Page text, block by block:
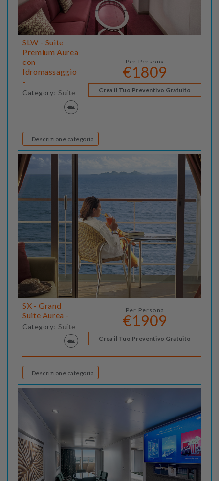
SLW - Suite
Premium Aurea
con
Idromassaggio
-
Category: Suite
Per Persona
€1809
Crea il Tuo Preventivo Gratuito
Descrizione categoria
SX - Grand
Suite Aurea -
Category: Suite
Per Persona
€1909
Crea il Tuo Preventivo Gratuito
Descrizione categoria